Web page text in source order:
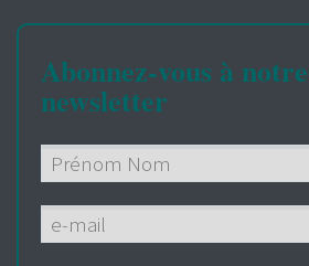
Abonnez-vous à notre
newsletter